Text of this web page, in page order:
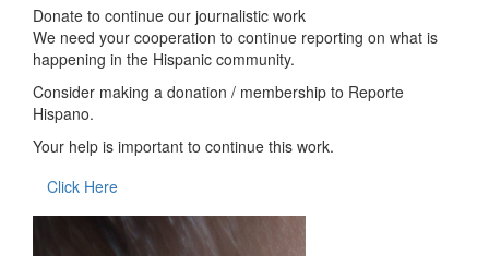
Donate to continue our journalistic work
We need your cooperation to continue reporting on what is
happening in the Hispanic community.
Consider making a donation / membership to Reporte
Hispano.
Your help is important to continue this work.
Click Here